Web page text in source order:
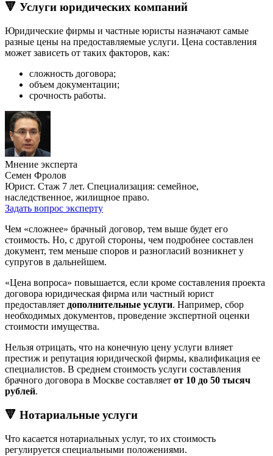
🔻 Услуги юридических компаний
Юридические фирмы и частные юристы назначают самые
разные цены на предоставляемые услуги. Цена составления
может зависеть от таких факторов, как:
сложность договора;
объем документации;
срочность работы.
Мнение эксперта
Семен Фролов
Юрист. Стаж 7 лет. Специализация: семейное,
наследственное, жилищное право.
Задать вопрос эксперту
Чем «сложнее» брачный договор, тем выше будет его
стоимость. Но, с другой стороны, чем подробнее составлен
документ, тем меньше споров и разногласий возникнет у
супругов в дальнейшем.
«Цена вопроса» повышается, если кроме составления проекта
договора юридическая фирма или частный юрист
предоставляет дополнительные услуги. Например, сбор
необходимых документов, проведение экспертной оценки
стоимости имущества.
Нельзя отрицать, что на конечную цену услуги влияет
престиж и репутация юридической фирмы, квалификация ее
специалистов. В среднем стоимость услуги составления
брачного договора в Москве составляет от 10 до 50 тысяч
рублей.
🔻 Нотариальные услуги
Что касается нотариальных услуг, то их стоимость
регулируется специальными положениями.